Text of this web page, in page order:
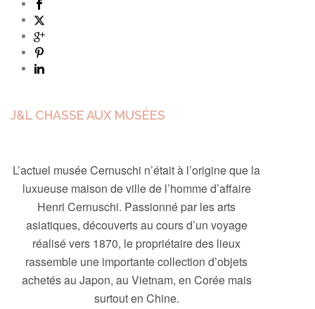
J&L CHASSE AUX MUSÉES
L’actuel musée Cernuschi n’était à l’origine que la
luxueuse maison de ville de l’homme d’affaire
Henri Cernuschi. Passionné par les arts
asiatiques, découverts au cours d’un voyage
réalisé vers 1870, le propriétaire des lieux
rassemble une importante collection d’objets
achetés au Japon, au Vietnam, en Corée mais
surtout en Chine.